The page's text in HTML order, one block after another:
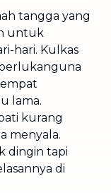
tangga yang
untuk
hari. Kulkas
lama.
kurang
menyala.
dingin tapi
di